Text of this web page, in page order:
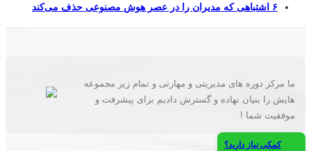
۶ اشتباهی که مدیران را در عصر هوش مصنوعی حذف می‌کند
ما مرکز دوره های مدیریتی و مهارتی و تمام زیر مجموعه
هایش را بنیان نهاده و گسترش دادیم برای پیشرفت و
موفقیت شما !
کمکی نیاز دارید؟